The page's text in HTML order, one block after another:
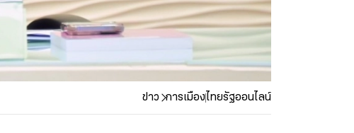
ข่าว การเมืองไทยรัฐออนไลน์